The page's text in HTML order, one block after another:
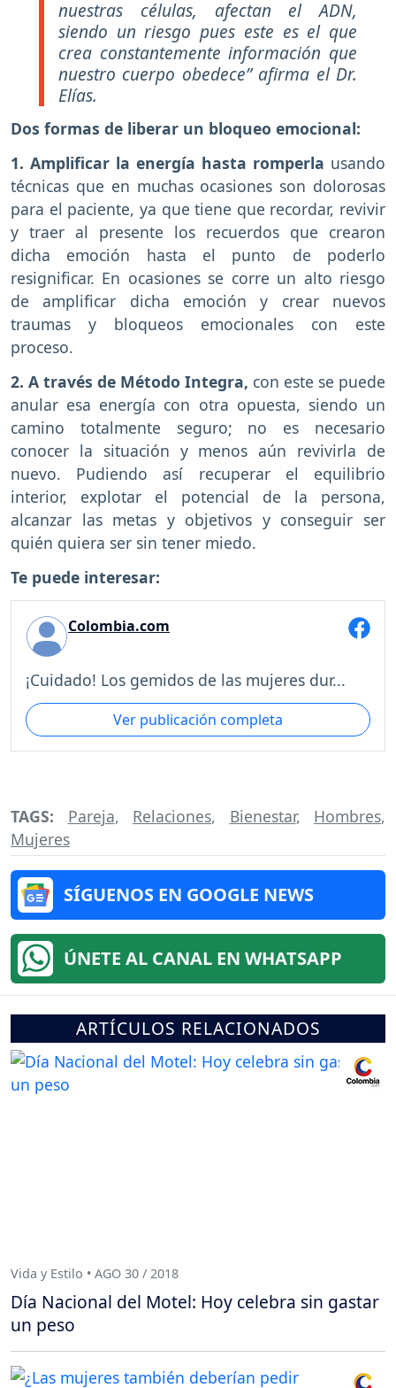
nuestras células, afectan el ADN,
siendo un riesgo pues este es el que
crea constantemente información que
nuestro cuerpo obedece” afirma el Dr.
Elías.
Dos formas de liberar un bloqueo emocional:
1. Amplificar la energía hasta romperla usando
técnicas que en muchas ocasiones son dolorosas
para el paciente, ya que tiene que recordar, revivir
y traer al presente los recuerdos que crearon
dicha emoción hasta el punto de poderlo
resignificar. En ocasiones se corre un alto riesgo
de amplificar dicha emoción y crear nuevos
traumas y bloqueos emocionales con este
proceso.
2. A través de Método Integra, con este se puede
anular esa energía con otra opuesta, siendo un
camino totalmente seguro; no es necesario
conocer la situación y menos aún revivirla de
nuevo. Pudiendo así recuperar el equilibrio
interior, explotar el potencial de la persona,
alcanzar las metas y objetivos y conseguir ser
quién quiera ser sin tener miedo.
Te puede interesar:
Colombia.com
¡Cuidado! Los gemidos de las mujeres dur...
Ver publicación completa
TAGS: Pareja, Relaciones, Bienestar, Hombres,
Mujeres
SÍGUENOS EN GOOGLE NEWS
ÚNETE AL CANAL EN WHATSAPP
ARTÍCULOS RELACIONADOS
Vida y Estilo • AGO 30 / 2018
Día Nacional del Motel: Hoy celebra sin gastar
un peso